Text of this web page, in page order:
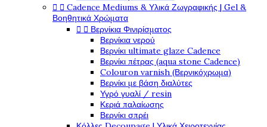
  Cadence Mediums & Υλικά Ζωγραφικής | Gel &
Βοηθητικά Χρώματα
  Βερνίκια Φινιρίσματος
Βερνίκια νερού
Βερνίκι ultimate glaze Cadence
Βερνίκι πέτρας (aqua stone Cadence)
Colouron varnish (Βερνικόχρωμα)
Βερνίκι με βάση διαλύτες
Υγρό γυαλί / resin
Κεριά παλαίωσης
Βερνίκι σπρέι